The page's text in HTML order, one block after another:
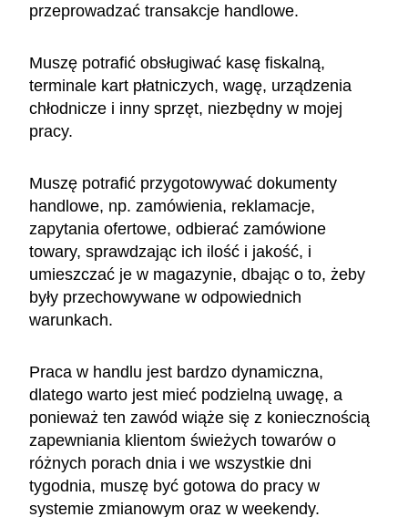
przeprowadzać transakcje handlowe.
Muszę potrafić obsługiwać kasę fiskalną,
terminale kart płatniczych, wagę, urządzenia
chłodnicze i inny sprzęt, niezbędny w mojej
pracy.
Muszę potrafić przygotowywać dokumenty
handlowe, np. zamówienia, reklamacje,
zapytania ofertowe, odbierać zamówione
towary, sprawdzając ich ilość i jakość, i
umieszczać je w magazynie, dbając o to, żeby
były przechowywane w odpowiednich
warunkach.
Praca w handlu jest bardzo dynamiczna,
dlatego warto jest mieć podzielną uwagę, a
ponieważ ten zawód wiąże się z koniecznością
zapewniania klientom świeżych towarów o
różnych porach dnia i we wszystkie dni
tygodnia, muszę być gotowa do pracy w
systemie zmianowym oraz w weekendy.